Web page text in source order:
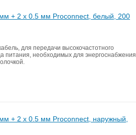
+ 2 x 0.5 мм Proconnect, белый, 200
для передачи высокочастотного
питания, необходимых для энергоснабжения
+ 2 x 0.5 мм Proconnect, наружный,